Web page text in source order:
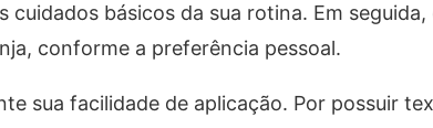
cuidados básicos da sua rotina. Em
conforme a preferência pessoal.
sua facilidade de aplicação. Por possuir